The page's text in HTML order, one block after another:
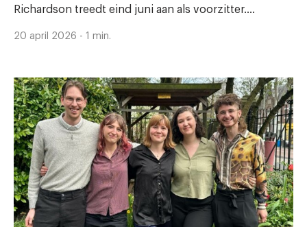
Richardson treedt eind juni aan als voorzitter....
20 april 2026 - 1 min.